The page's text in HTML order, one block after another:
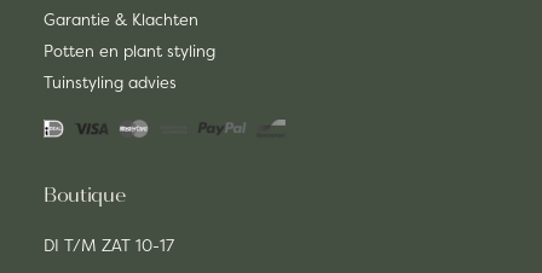
Garantie & Klachten
Potten en plant styling
Tuinstyling advies
Boutique
DI T/M ZAT 10-17